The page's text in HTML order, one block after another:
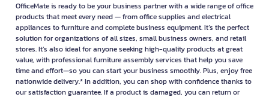
OfficeMate is ready to be your business partner with a wide range of office
products that meet every need — from office supplies and electrical
appliances to furniture and complete business equipment. It’s the perfect
solution for organizations of all sizes, small business owners, and retail
stores. It’s also ideal for anyone seeking high-quality products at great
value, with professional furniture assembly services that help you save
time and effort—so you can start your business smoothly. Plus, enjoy free
nationwide delivery.* In addition, you can shop with confidence thanks to
our satisfaction guarantee. If a product is damaged, you can return or